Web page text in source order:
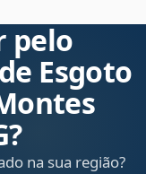
pelo
Esgoto
na sua região?